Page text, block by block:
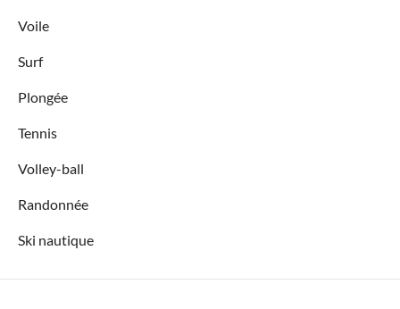
Voile
Surf
Plongée
Tennis
Volley-ball
Randonnée
Ski nautique